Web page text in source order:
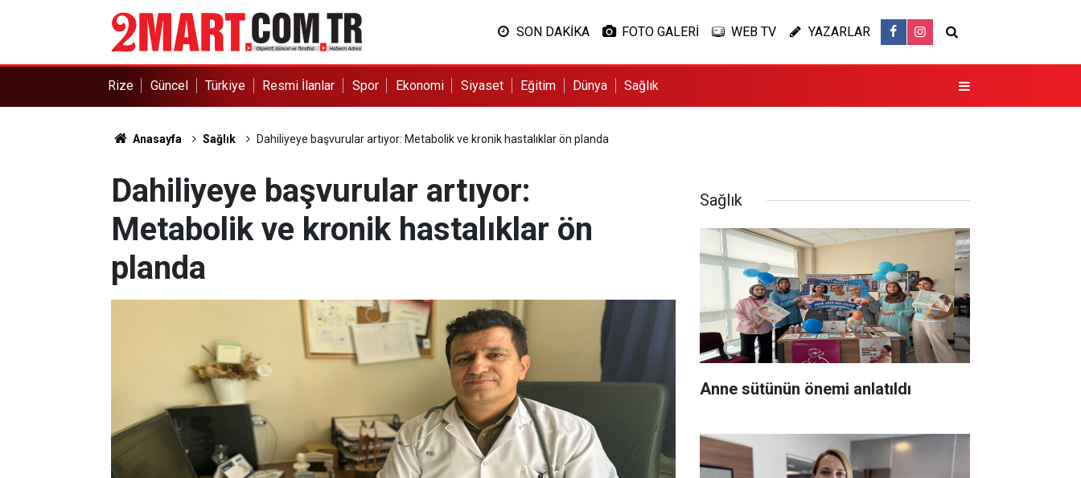
SON DAKİKA FOTO GALERİ WEB TV YAZARLAR
Rize Güncel Türkiye Resmi İlanlar Spor Ekonomi Siyaset Eğitim Dünya Sağlık
Anasayfa Sağlık Dahiliyeye başvurular artıyor: Metabolik ve kronik hastalıklar ön planda
Dahiliyeye başvurular artıyor:
Metabolik ve kronik hastalıklar ön
planda
Sağlık
Anne sütünün önemi anlatıldı